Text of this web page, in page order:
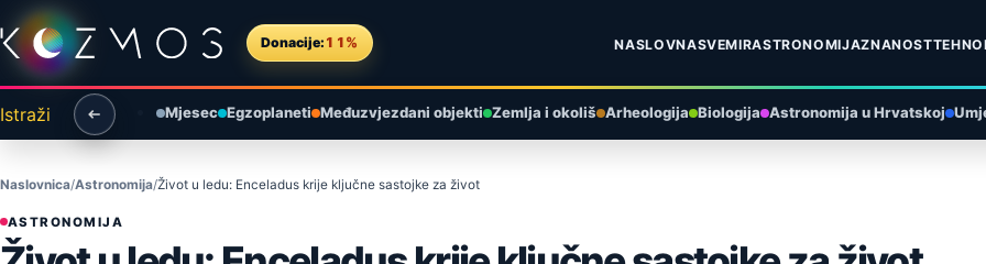
Preskoči na sadržaj
Donacije: 11% NASLOVNASVEMIRASTRONOMIJAZNANOST
Istraži Mjesec Egzoplaneti Međuzvjezdani objekti Zemlja i okoliš Arheologija Biologija Astronomija u Hrvatskoj
Naslovnica Astronomija Život u ledu: Enceladus krije ključne sastojke za život
ASTRONOMIJA